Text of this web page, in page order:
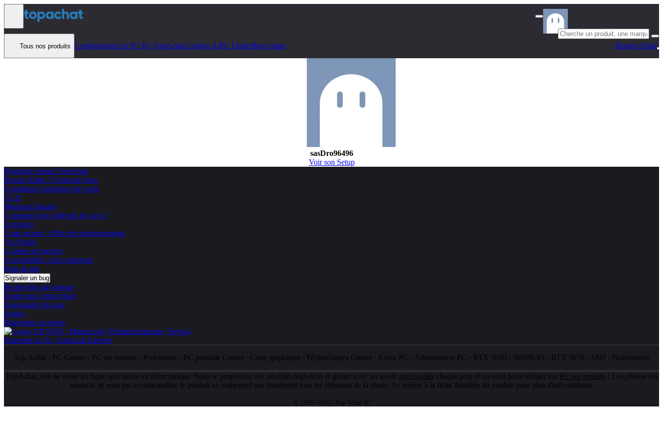
Aller au contenu
Tous nos produits ConfigomaticLes PC By TopAchatConfigo AiPC FinderBons plans Besoin d'aide
sasDro96496
Voir son Setup
Pourquoi choisir TopAchat
Besoin d'aide ? Contacte nous
Conditions Générales de vente
CGU
Mentions légales
Comment sont collectés les avis ?
Livraison
Code promo / Offre de remboursement
Vie Privée
Cookies et trackers
Accessibilité : non conforme
Plan du site
Signaler un bug
Recherche par marque
Toutes nos ventes flash
Nouveautés du jour
Soldes
Paiements sécurisés
Top Achat : PC Gamer - PC sur mesure - Processeur - PC portable Gamer - Carte graphique - Périphériques Gamer - Ecran PC - Alimentation PC - RTX 5080 - 9800X3D - RTX 5070 - SSD - Nouveautés
TopAchat, site de vente en ligne spécialiste en informatique. Nous te proposons des produits high-tech et gamer avec un tas de nouveautés chaque jour et un outil pour réaliser ton PC sur mesure ! Les photos des
produits ne sont pas contractuelles; le produit ne comprend pas forcément tous les éléments de la photo. Se référer à la fiche détaillée du produit pour plus d'informations.
© 1999-2026 / Top Achat @